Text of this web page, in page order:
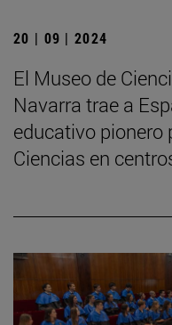
20 | 09 | 2024
El Museo de
Navarra trae a
educativo pionero
Ciencias en